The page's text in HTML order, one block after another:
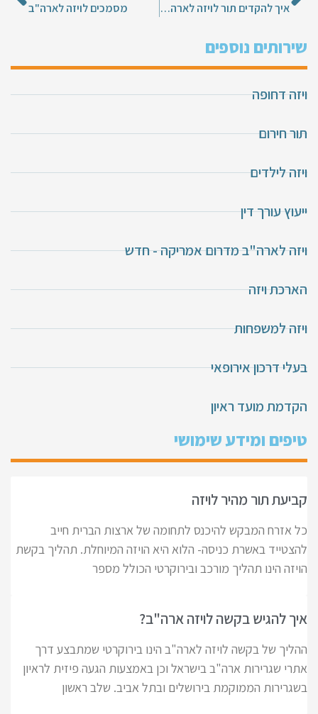
איך להקדים תור לויזה לארה"ב מסמכים לויזה לארה"ב
שירותים נוספים
ויזה דחופה
תור חירום
ויזה לילדים
ייעוץ עורך דין
ויזה לארה"ב מדרום אמריקה - חדש
הארכת ויזה
ויזה למשפחות
בעלי דרכון אירופאי
הקדמת מועד ראיון
טיפים ומידע שימושי
קביעת תור מהיר לויזה
כל אזרח המבקש להיכנס לתחומה של ארצות הברית חייב
להצטייד באשרת כניסה- הלוא היא הויזה המיוחלת. תהליך בקשת
הויזה הינו תהליך מורכב ובירוקרטי הכולל מספר
איך להגיש בקשה לויזה ארה"ב?
ההליך של בקשה לויזה לארה"ב הינו בירוקרטי שמתבצע דרך
אתרי שגרירות ארה"ב בישראל וכן באמצעות הגעה פיזית לראיון
בשגרירות הממוקמת בירושלים ובתל אביב. שלב ראשון